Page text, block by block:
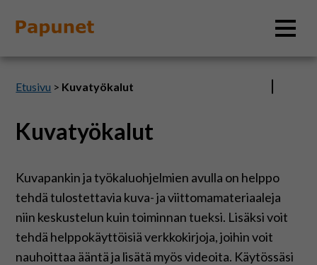
Materiaalit
Kuvatyökalut
Etusivu > Kuvatyökalut
Kuvatyökalut
Kuvapankin ja työkaluohjelmien avulla on helppo
tehdä tulostettavia kuva- ja viittomamateriaaleja
niin keskustelun kuin toiminnan tueksi. Lisäksi voit
tehdä helppokäyttöisiä verkkokirjoja, joihin voit
nauhoittaa ääntä ja lisätä myös videoita. Käytössäsi